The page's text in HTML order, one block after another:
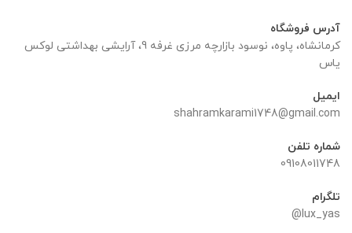
آدرس فروشگاه
کرمانشاه، پاوه، نوسود بازارچه مرزی غرفه 9، آرایشی بهداشتی لوکس
یاس
ایمیل
shahramkarami1748@gmail.com
شماره تلفن
09108011748
تلگرام
lux_yas@